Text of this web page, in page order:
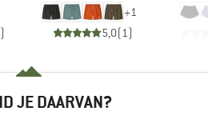
)
+1
5,0(1)
JE DAARVAN?